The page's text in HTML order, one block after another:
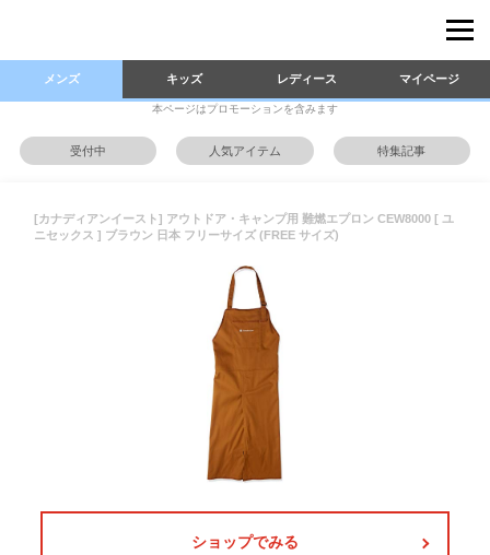
メンズ キッズ レディース マイページ
本ページはプロモーションを含みます
受付中 人気アイテム 特集記事
[カナディアンイースト] アウトドア・キャンプ用 難燃エプロン CEW8000 [ ユ
ニセックス ] ブラウン 日本 フリーサイズ (FREE サイズ)
ショップでみる